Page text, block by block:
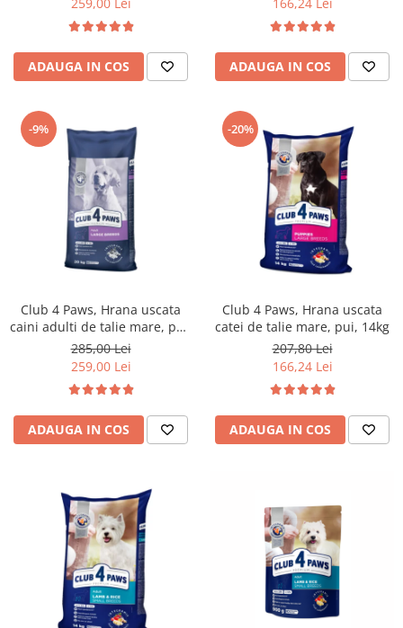
ADAUGA IN COS ADAUGA IN COS
-9%
Club 4 Paws, Hrana uscata
caini adulti de talie mare, pui,
20kg
285,00 Lei
259,00 Lei
ADAUGA IN COS
-20%
Club 4 Paws, Hrana uscata
catei de talie mare, pui, 14kg
207,80 Lei
166,24 Lei
ADAUGA IN COS